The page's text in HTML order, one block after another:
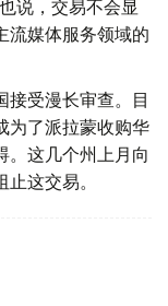
说，交易不会显
流媒体服务领域的
接受漫长审查。目
为了派拉蒙收购华
。这几个州上月向
这交易。